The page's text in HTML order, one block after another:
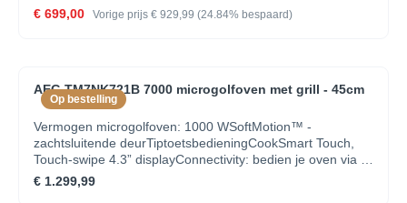
interieurverlichtingDemo modeLengte elektrische kabel:
voor een volledig vermogen binnen 30 sec.Automatische
ontdooiprogramma's met gewichtSignaal bij einde
gebruiken elektronicaDeuropening mechanisme:
elektronisch
€ 699,00 Vorige prijs € 929,99 (24.84% bespaard)
Op bestelling
AEG TM7NK721B 7000 microgolfoven met grill - 45cm
Vermogen microgolfoven: 1000 WSoftMotion™ -
zachtsluitende deurTiptoetsbedieningCookSmart Touch,
Touch-swipe 4.3” displayConnectivity: bedien je oven via je
smartphone of tabletGlazen draaiplateauAantal
ovenfuncties: 8Geïntegreerde receptenSnelle opwarming
€ 1.299,99